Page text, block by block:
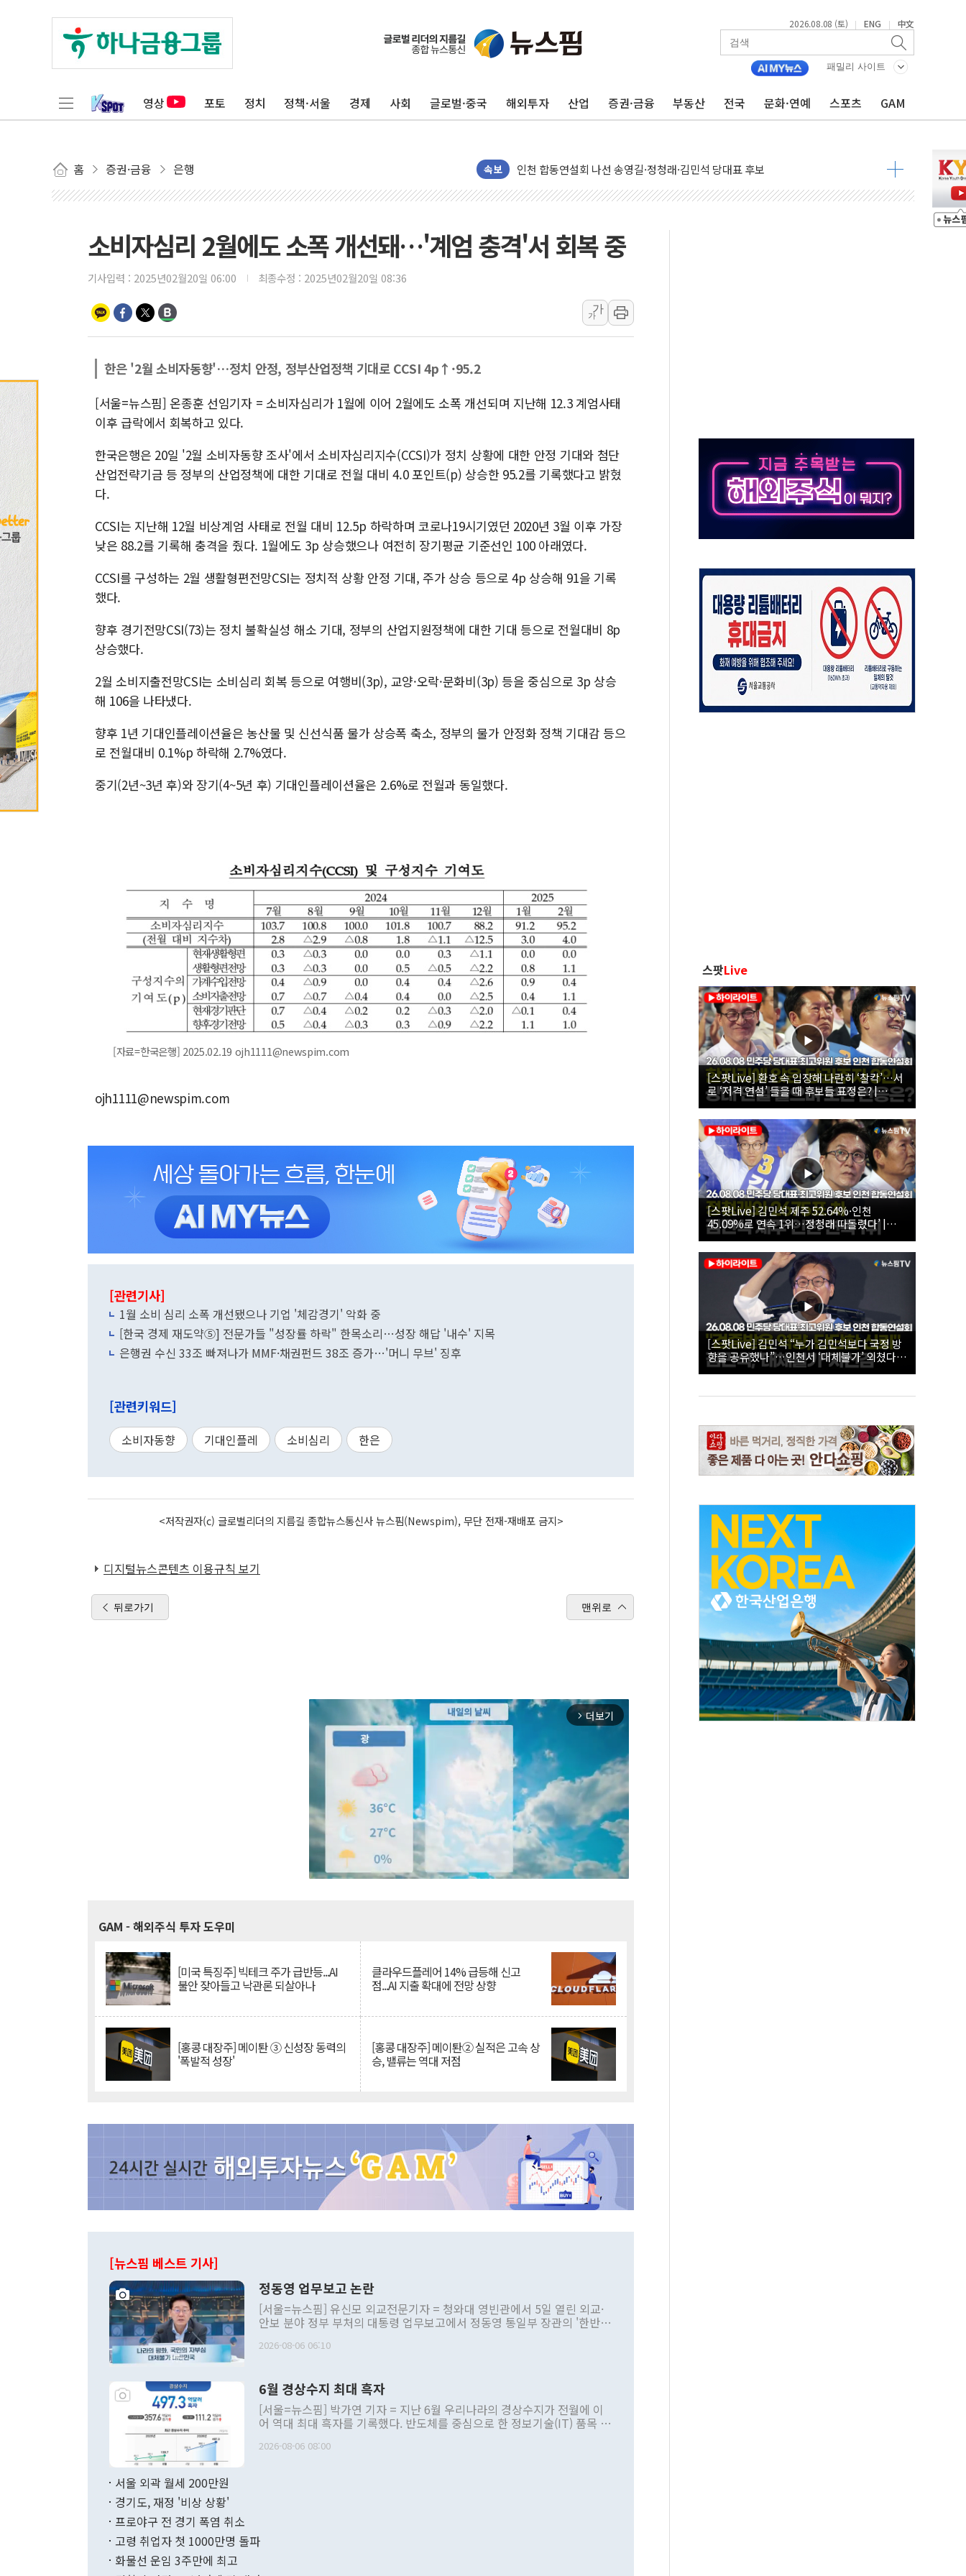
2026.08.08 (토) | ENG | 中文
패밀리 사이트
영상 포토 정치 정책·서울 경제 사회 글로벌·중국 해외투자 산업 증권·금융 부동산 전국 문화·연예 스포츠 GAM
홈 증권·금융 은행 속보
울진·영덕 '호우특보'-포항 '산사태 주의보'...경북도, 호우 피해·통제구간 없어
인천 합동연설회 나선 송영길·정청래·김민석 당대표 후보
김민석, 2주차 제주·인천 경선서 정청래에 승리...47.75% vs 42.08%
[속보] 민주, 제주·인천 경선 결과 발표...김민석 47.75% 정청래 42.08%
[속보] 민주, 인천 경선 결과 발표...김민석 45.09% 정청래 43.27% 송영길 11.63%
이번주 국내 주요 금융일정(8.10~8.14)
美, 이란전 출구전략 만지작…공습 한계·탄약 부족 현실화
강릉·동해·삼척 시간당 최대 50㎜ 폭우…강원 동해안 강한 비 이어져
李대통령 "결혼 때문에 손해 보는 일 없게"…'결혼 페널티' 22개 과제 손본다
추미애, '위안부' 피해자 기림의 날 참석..."국제적 시민 연대로 목소리 내야"
인천 선재도 갯벌서 해루질 중 실종 60대 나흘만에 숨진 채 발견
인천서 말다툼 중 어머니 흉기 살해 10대 아들 체포
'화합' 꺼낸 김민석에 '뻔뻔' 받아친 정청래…제주 연설서 신경전 고조
李대통령, ISA 개편 재검토 지시…與 "적극 환영"·野 "졸속 국정"
소비자심리 2월에도 소폭 개선돼…'계엄 충격'서 회복 중
기사입력 : 2025년02월20일 06:00 최종수정 : 2025년02월20일 08:36
가
가
한은 '2월 소비자동향'…정치 안정, 정부산업정책 기대로 CCSI 4p↑·95.2
[서울=뉴스핌] 온종훈 선임기자 = 소비자심리가 1월에 이어 2월에도 소폭 개선되며 지난해 12.3 계엄사태
이후 급락에서 회복하고 있다.
한국은행은 20일 '2월 소비자동향 조사'에서 소비자심리지수(CCSI)가 정치 상황에 대한 안정 기대와 첨단
산업전략기금 등 정부의 산업정책에 대한 기대로 전월 대비 4.0 포인트(p) 상승한 95.2를 기록했다고 밝혔
다.
CCSI는 지난해 12월 비상계엄 사태로 전월 대비 12.5p 하락하며 코로나19시기였던 2020년 3월 이후 가장
낮은 88.2를 기록해 충격을 줬다. 1월에도 3p 상승했으나 여전히 장기평균 기준선인 100 아래였다.
CCSI를 구성하는 2월 생활형편전망CSI는 정치적 상황 안정 기대, 주가 상승 등으로 4p 상승해 91을 기록
했다.
향후 경기전망CSI(73)는 정치 불확실성 해소 기대, 정부의 산업지원정책에 대한 기대 등으로 전월대비 8p
상승했다.
2월 소비지출전망CSI는 소비심리 회복 등으로 여행비(3p), 교양·오락·문화비(3p) 등을 중심으로 3p 상승
해 106을 나타냈다.
향후 1년 기대인플레이션율은 농산물 및 신선식품 물가 상승폭 축소, 정부의 물가 안정화 정책 기대감 등으
로 전월대비 0.1%p 하락해 2.7%였다.
중기(2년~3년 후)와 장기(4~5년 후) 기대인플레이션율은 2.6%로 전월과 동일했다.
[자료=한국은행] 2025.02.19 ojh1111@newspim.com
ojh1111@newspim.com
[관련기사]
1월 소비 심리 소폭 개선됐으나 기업 '체감경기' 악화 중
[한국 경제 재도약⑤] 전문가들 "성장률 하락" 한목소리…성장 해답 '내수' 지목
은행권 수신 33조 빠져나가 MMF·채권펀드 38조 증가…'머니 무브' 징후
[관련키워드]
소비자동향 기대인플레 소비심리 한은
<저작권자(c) 글로벌리더의 지름길 종합뉴스통신사 뉴스핌(Newspim), 무단 전재-재배포 금지>
디지털뉴스콘텐츠 이용규칙 보기
뒤로가기 맨위로
arrow_forward_ios 더보기
GAM - 해외주식 투자 도우미
[미국 특징주] 빅테크 주가 급반등...AI
불안 잦아들고 낙관론 되살아나
클라우드플레어 14% 급등해 신고
점...AI 지출 확대에 전망 상향
[홍콩 대장주] 메이퇀 ③ 신성장 동력의
'폭발적 성장'
[홍콩 대장주] 메이퇀② 실적은 고속 상
승, 밸류는 역대 저점
[뉴스핌 베스트 기사]
정동영 업무보고 논란
[서울=뉴스핌] 유신모 외교전문기자 = 청와대 영빈관에서 5일 열린 외교·
안보 분야 정부 부처의 대통령 업무보고에서 정동영 통일부 장관의 '한반도
발언 중에는 정부 내 조율을 거치지 않은 사안을 정책으로 추진하겠다고 공
주의적 희망에 근거한 비현실적 구상'이라는 비판을 내놨다. 그동안 정 장
관의 대북 정책 관련 발언이 물의를 빚은 적은 여러 번 있지만 대통령과 유
관 부처 장관이 공개적으로 부정적 입장을 표명한 것은 이례적이다. 정 장
관의 무리한 대북 접근법과 월권을 제어해야 한다는 목소리도 높아지고 있
다. [정동영 통일부 장관이 지난달 23일 오후 서울 종로구 정부서울청사에
무너졌다고도 했다. 또 "현 시점에서 흘러간 선(先)비핵화만 되뇌는 것은
2026-08-06 06:10
6월 경상수지 최대 흑자
[서울=뉴스핌] 박가연 기자 = 지난 6월 우리나라의 경상수지가 전월에 이
어 역대 최대 흑자를 기록했다. 반도체를 중심으로 한 정보기술(IT) 품목 수
료=한국은행] 한국은행이 6일 발표한 '2026년 6월 국제수지(잠정)'에 따르
며 월간 기준 처음으로 1000억달러를 넘어섰다. 상품수입은 644억8000만
2026-08-06 08:00
서울 외곽 월세 200만원
경기도, 재정 '비상 상황'
프로야구 전 경기 폭염 취소
고령 취업자 첫 1000만명 돌파
화물선 운임 3주만에 최고
스팟Live
[스팟Live] 환호 속 입장해 나란히 ‘찰칵’…서
로 ‘저격 연설’ 들을 때 후보들 표정은? |
26.08.08 더불어민주당 당대표·최고위원 후
보 인천 합동연설회
[스팟Live] 김민석 제주 52.64%·인천
45.09%로 연속 1위…정청래 따돌렸다’ |
26.08.08 더불어민주당 당대표·최고위원 후
보 인천 합동연설회
[스팟Live] 김민석 “누가 김민석보다 국정 방
향을 공유했나”…인천서 ‘대체불가’ 외쳤다 |
26.08.08 더불어민주당 당대표·최고위원 후